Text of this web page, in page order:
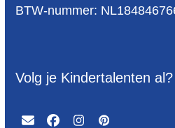
BTW-num­mer:
Volg je Kindertalenten al?